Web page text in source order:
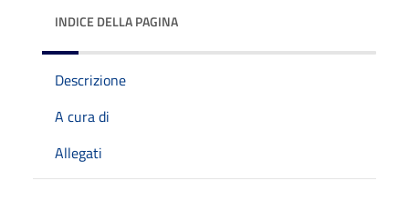
INDICE DELLA PAGINA
Descrizione
A cura di
Allegati